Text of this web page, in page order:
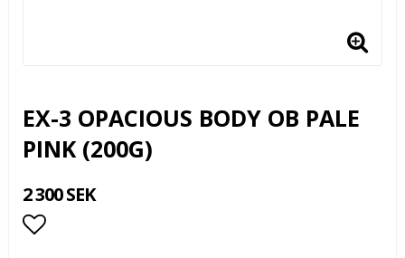
EX-3 OPACIOUS BODY OB PALE
PINK (200G)
2 300 SEK